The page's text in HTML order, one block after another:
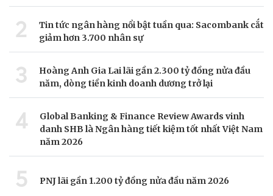
2
Tin tức ngân hàng nổi bật tuần qua: Sacombank cắt
giảm hơn 3.700 nhân sự
3
Hoàng Anh Gia Lai lãi gần 2.300 tỷ đồng nửa đầu
năm, dòng tiền kinh doanh dương trở lại
4
Global Banking & Finance Review Awards vinh
danh SHB là Ngân hàng tiết kiệm tốt nhất Việt Nam
năm 2026
5 PNJ lãi gần 1.200 tỷ đồng nửa đầu năm 2026